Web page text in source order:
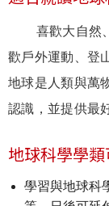
喜歡大自然、
歡戶外運動、登
地球是人類與萬
認識，並提供最
地球科學學
學習與地球科